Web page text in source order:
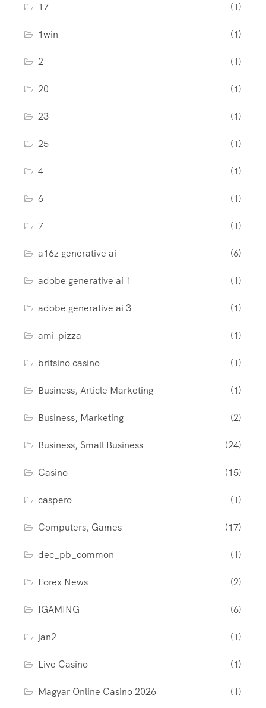
17 (1)
1win (1)
2 (1)
20 (1)
23 (1)
25 (1)
4 (1)
6 (1)
7 (1)
a16z generative ai (6)
adobe generative ai 1 (1)
adobe generative ai 3 (1)
ami-pizza (1)
britsino casino (1)
Business, Article Marketing (1)
Business, Marketing (2)
Business, Small Business (24)
Casino (15)
caspero (1)
Computers, Games (17)
dec_pb_common (1)
Forex News (2)
IGAMING (6)
jan2 (1)
Live Casino (1)
Magyar Online Casino 2026 (1)